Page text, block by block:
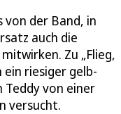
von der Band, in
auch die
Zu „Flieg,
riesiger gelb-
Teddy von einer
versucht.